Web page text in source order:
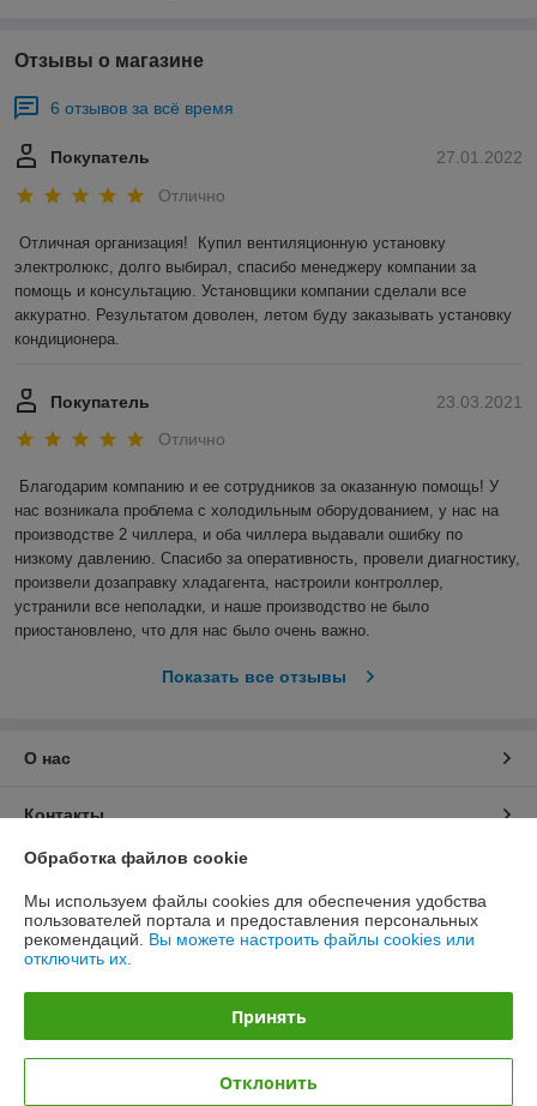
Отзывы о магазине
6 отзывов за всё время
27.01.2022
Покупатель
Отлично
Отличная организация!  Купил вентиляционную установку
электролюкс, долго выбирал, спасибо менеджеру компании за
помощь и консультацию. Установщики компании сделали все
аккуратно. Результатом доволен, летом буду заказывать установку
кондиционера.
23.03.2021
Покупатель
Отлично
Благодарим компанию и ее сотрудников за оказанную помощь! У
нас возникала проблема с холодильным оборудованием, у нас на
производстве 2 чиллера, и оба чиллера выдавали ошибку по
низкому давлению. Спасибо за оперативность, провели диагностику,
произвели дозаправку хладагента, настроили контроллер,
устранили все неполадки, и наше производство не было
приостановлено, что для нас было очень важно.
Показать все отзывы
О нас
Контакты
Доставка и оплата
График работы
Политика обработки cookies
Обработка файлов cookie
Мы используем файлы cookies для обеспечения удобства
пользователей портала и предоставления персональных
рекомендаций. Вы можете настроить файлы cookies или
отключить их.
Принять
Отклонить